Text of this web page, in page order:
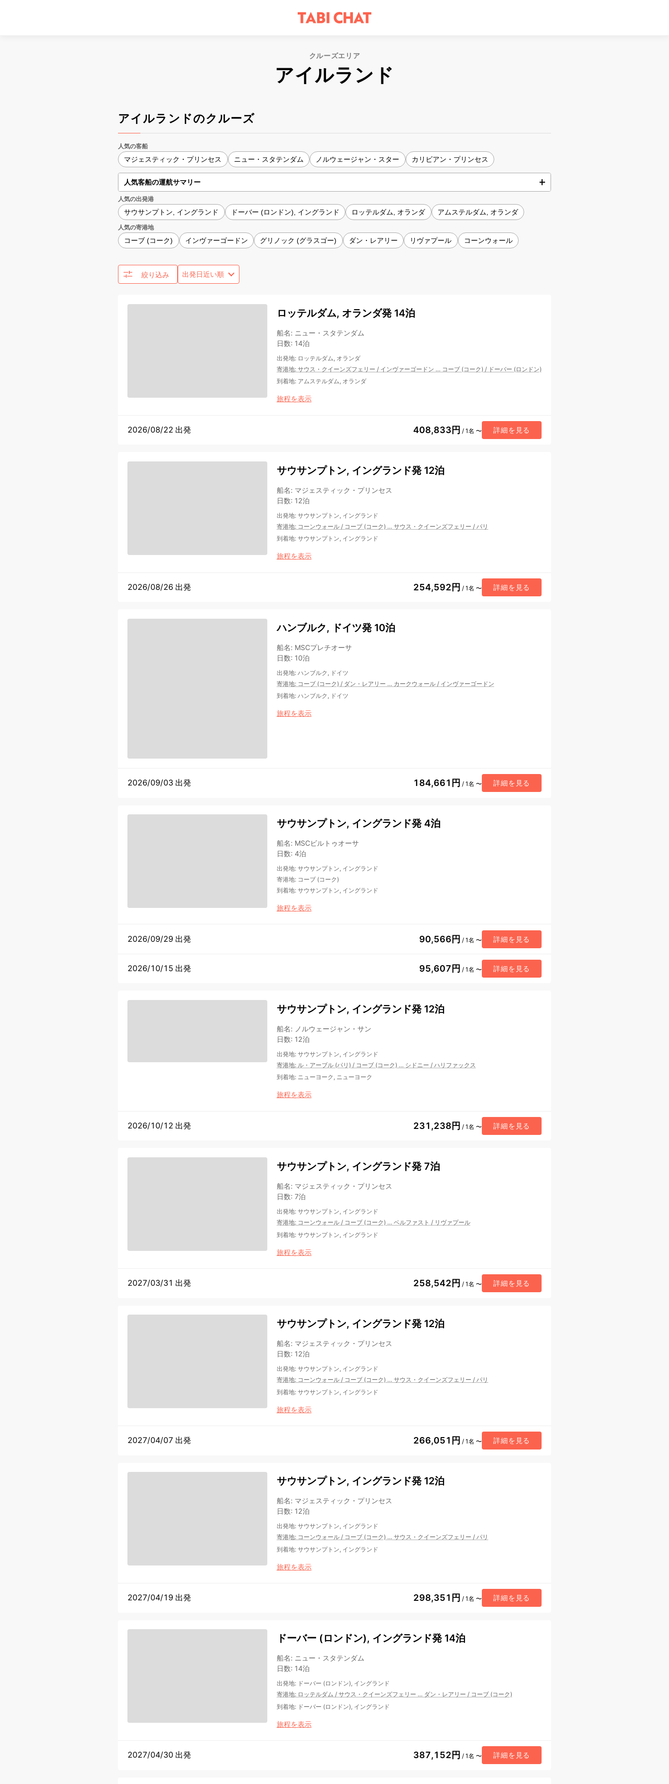
クルーズエリア
アイルランド
アイルランドのクルーズ
人気の客船
マジェスティック・プリンセス ニュー・スタテンダム ノルウェージャン・スター カリビアン・プリンセス
人気客船の運航サマリー
人気の出発港
サウサンプトン, イングランド ドーバー (ロンドン), イングランド ロッテルダム, オランダ アムステルダム, オランダ
人気の寄港地
コーブ (コーク) インヴァーゴードン グリノック (グラスゴー) ダン・レアリー リヴァプール コーンウォール
絞り込み
ロッテルダム, オランダ発 14泊
船名: ニュー・スタテンダム
日数: 14泊
出発地: ロッテルダム, オランダ
寄港地: サウス・クイーンズフェリー / インヴァーゴードン … コーブ (コーク) / ドーバー (ロンドン)
到着地: アムステルダム, オランダ
旅程を表示
2026/08/22 出発 408,833円 / 1名 〜 詳細を見る
サウサンプトン, イングランド発 12泊
船名: マジェスティック・プリンセス
日数: 12泊
出発地: サウサンプトン, イングランド
寄港地: コーンウォール/ コーブ (コーク) … サウス・クイーンズフェリー / パリ
到着地: サウサンプトン, イングランド
旅程を表示
2026/08/26 出発 254,592円 / 1名 〜 詳細を見る
ハンブルク, ドイツ発 10泊
船名: MSCプレチオーサ
日数: 10泊
出発地: ハンブルク, ドイツ
寄港地: コーブ (コーク) / ダン・レアリー … カークウォール/ インヴァーゴードン
到着地: ハンブルク, ドイツ
旅程を表示
2026/09/03 出発 184,661円 / 1名 〜 詳細を見る
サウサンプトン, イングランド発 4泊
船名: MSCビルトゥオーサ
日数: 4泊
出発地: サウサンプトン, イングランド
寄港地: コーブ (コーク)
到着地: サウサンプトン, イングランド
旅程を表示
2026/09/29 出発 90,566円 / 1名 〜 詳細を見る
2026/10/15 出発 95,607円 / 1名 〜 詳細を見る
サウサンプトン, イングランド発 12泊
船名: ノルウェージャン・サン
日数: 12泊
出発地: サウサンプトン, イングランド
寄港地: ル・アーブル (パリ) / コーブ (コーク) … シドニー / ハリファックス
到着地: ニューヨーク, ニューヨーク
旅程を表示
2026/10/12 出発 231,238円 / 1名 〜 詳細を見る
サウサンプトン, イングランド発 7泊
船名: マジェスティック・プリンセス
日数: 7泊
出発地: サウサンプトン, イングランド
寄港地: コーンウォール/ コーブ (コーク) … ベルファスト / リヴァプール
到着地: サウサンプトン, イングランド
旅程を表示
2027/03/31 出発 258,542円 / 1名 〜 詳細を見る
サウサンプトン, イングランド発 12泊
船名: マジェスティック・プリンセス
日数: 12泊
出発地: サウサンプトン, イングランド
寄港地: コーンウォール/ コーブ (コーク) … サウス・クイーンズフェリー / パリ
到着地: サウサンプトン, イングランド
旅程を表示
2027/04/07 出発 266,051円 / 1名 〜 詳細を見る
サウサンプトン, イングランド発 12泊
船名: マジェスティック・プリンセス
日数: 12泊
出発地: サウサンプトン, イングランド
寄港地: コーンウォール/ コーブ (コーク) … サウス・クイーンズフェリー / パリ
到着地: サウサンプトン, イングランド
旅程を表示
2027/04/19 出発 298,351円 / 1名 〜 詳細を見る
ドーバー (ロンドン), イングランド発 14泊
船名: ニュー・スタテンダム
日数: 14泊
出発地: ドーバー (ロンドン), イングランド
寄港地: ロッテルダム / サウス・クイーンズフェリー … ダン・レアリー / コーブ (コーク)
到着地: ドーバー (ロンドン), イングランド
旅程を表示
2027/04/30 出発 387,152円 / 1名 〜 詳細を見る